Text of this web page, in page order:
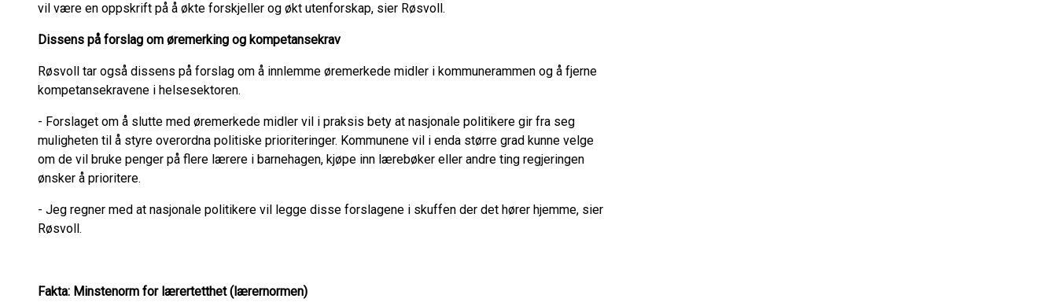
vil være en oppskrift på å økte forskjeller og økt utenforskap, sier Røsvoll.
Dissens på forslag om øremerking og kompetansekrav
Røsvoll tar også dissens på forslag om å innlemme øremerkede midler i kommunerammen og å fjerne
kompetansekravene i helsesektoren.
- Forslaget om å slutte med øremerkede midler vil i praksis bety at nasjonale politikere gir fra seg
muligheten til å styre overordna politiske prioriteringer. Kommunene vil i enda større grad kunne velge
om de vil bruke penger på flere lærere i barnehagen, kjøpe inn lærebøker eller andre ting regjeringen
ønsker å prioritere.
- Jeg regner med at nasjonale politikere vil legge disse forslagene i skuffen der det hører hjemme, sier
Røsvoll.
Fakta: Minstenorm for lærertetthet (lærernormen)